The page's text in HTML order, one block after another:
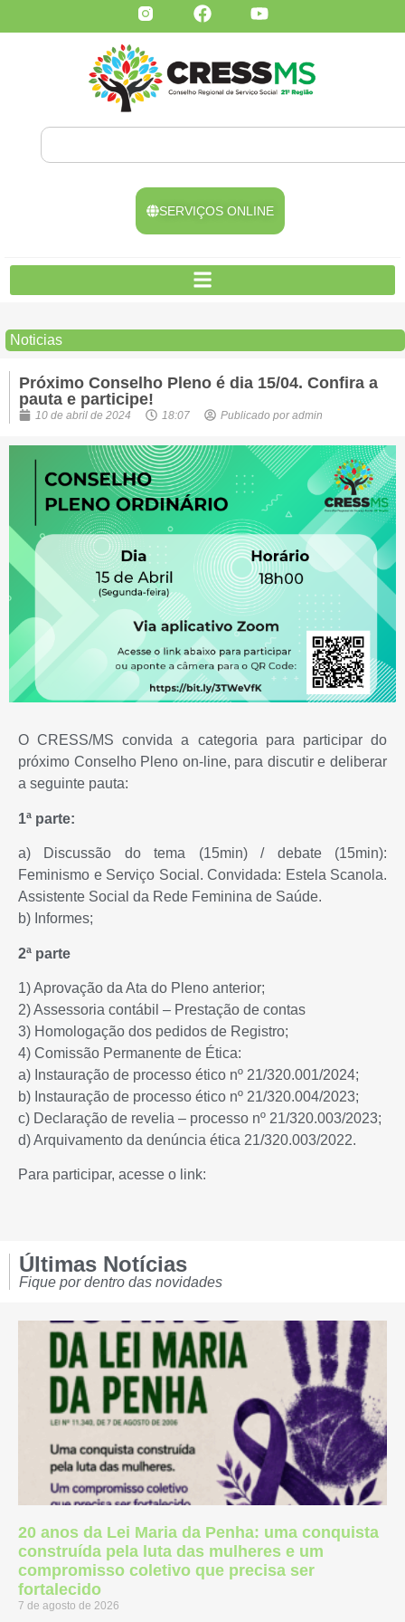
SERVIÇOS ONLINE
Noticias
Próximo Conselho Pleno é dia 15/04. Confira a
pauta e participe!
10 de abril de 2024 18:07 Publicado poradmin
O CRESS/MS convida a categoria para participar do
próximo Conselho Pleno on-line, para discutir e deliberar
a seguinte pauta:
1ª parte:
a) Discussão do tema (15min) / debate (15min):
Feminismo e Serviço Social. Convidada: Estela Scanola.
Assistente Social da Rede Feminina de Saúde.
b) Informes;
2ª parte
1) Aprovação da Ata do Pleno anterior;
2) Assessoria contábil – Prestação de contas
3) Homologação dos pedidos de Registro;
4) Comissão Permanente de Ética:
a) Instauração de processo ético nº 21/320.001/2024;
b) Instauração de processo ético nº 21/320.004/2023;
c) Declaração de revelia – processo nº 21/320.003/2023;
d) Arquivamento da denúncia ética 21/320.003/2022.
Para participar, acesse o link:
Últimas Notícias
Fique por dentro das novidades
20 anos da Lei Maria da Penha: uma conquista
construída pela luta das mulheres e um
compromisso coletivo que precisa ser
fortalecido
7 de agosto de 2026